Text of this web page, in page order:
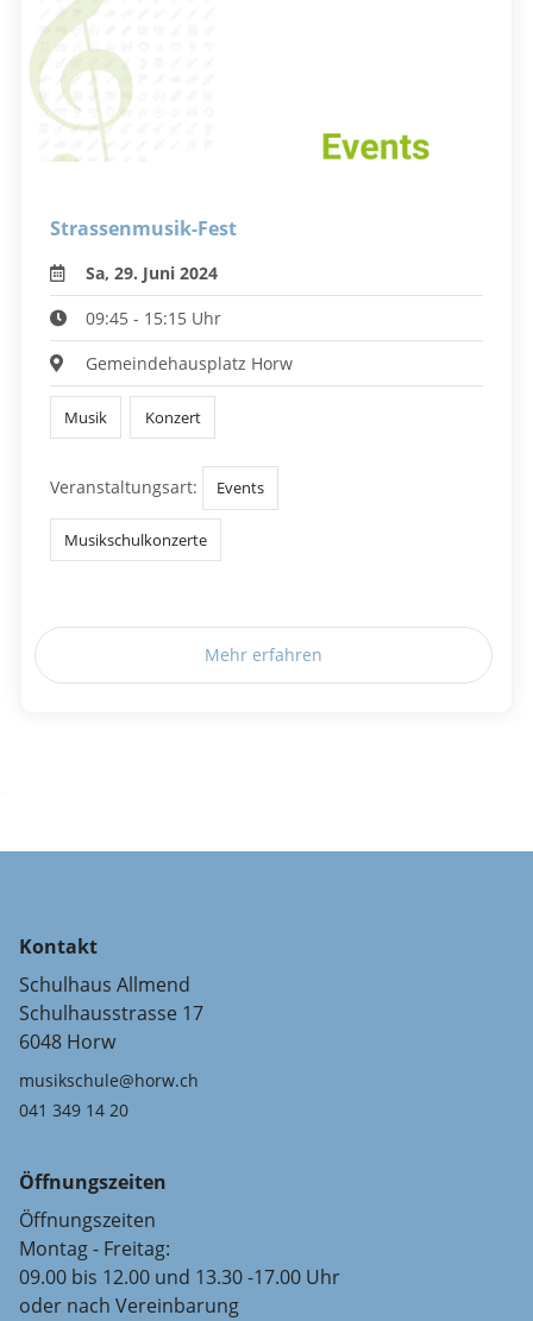
Strassenmusik-Fest
Sa, 29. Juni 2024
09:45 - 15:15 Uhr
Gemeindehausplatz Horw
Musik Konzert
Veranstaltungsart: Events
Musikschulkonzerte
Mehr erfahren
Kontakt
Schulhaus Allmend
Schulhausstrasse 17
6048 Horw
musikschule@horw.ch
041 349 14 20
Öffnungszeiten
Öffnungszeiten
Montag - Freitag:
09.00 bis 12.00 und 13.30 -17.00 Uhr
oder nach Vereinbarung